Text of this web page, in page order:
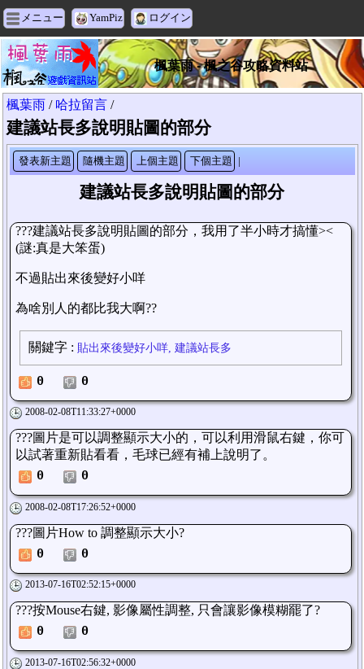
メニュー YamPiz ログイン
楓葉雨 - 楓之谷攻略資料站
楓葉雨 / 哈拉留言 /
建議站長多說明貼圖的部分
發表新主題 隨機主題 上個主題 下個主題 |
建議站長多說明貼圖的部分
???建議站長多說明貼圖的部分，我用了半小時才搞懂><
(謎:真是大笨蛋)
不過貼出來後變好小咩
為啥別人的都比我大啊??
關鍵字 : 貼出來後變好小咩, 建議站長多
0 0
2008-02-08T11:33:27+0000
???圖片是可以調整顯示大小的，可以利用滑鼠右鍵，你可
以試著重新貼看看，毛球已經有補上說明了。
0
0
2008-02-08T17:26:52+0000
???圖片How to 調整顯示大小?
0
0
2013-07-16T02:52:15+0000
???按Mouse右鍵, 影像屬性調整, 只會讓影像模糊罷了?
0
0
2013-07-16T02:56:32+0000